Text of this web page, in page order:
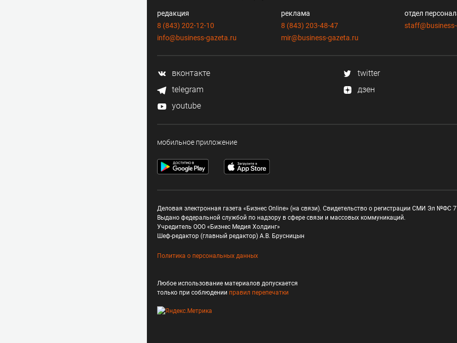
редакция
8 (843) 202-12-10
info@business-gazeta.ru
реклама
8 (843) 203-48-47
mir@business-gazeta.ru
отдел
вконтакте
twitter
telegram
дзен
youtube
мобильное приложение
Деловая электронная газета «Бизнес Online» (на связи). Свидетельство о регистрации СМИ Эл №ФС
Выдано федеральной службой по надзору в сфере связи и массовых коммуникаций.
Учредитель ООО «Бизнес Медия Холдинг»
Шеф-редактор (главный редактор) А.В. Брусницын
Политика о персональных данных
Любое использование материалов допускается
только при соблюдении правил перепечатки